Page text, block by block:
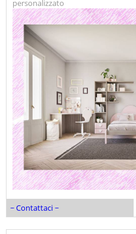
personalizzato
~ Contattaci ~